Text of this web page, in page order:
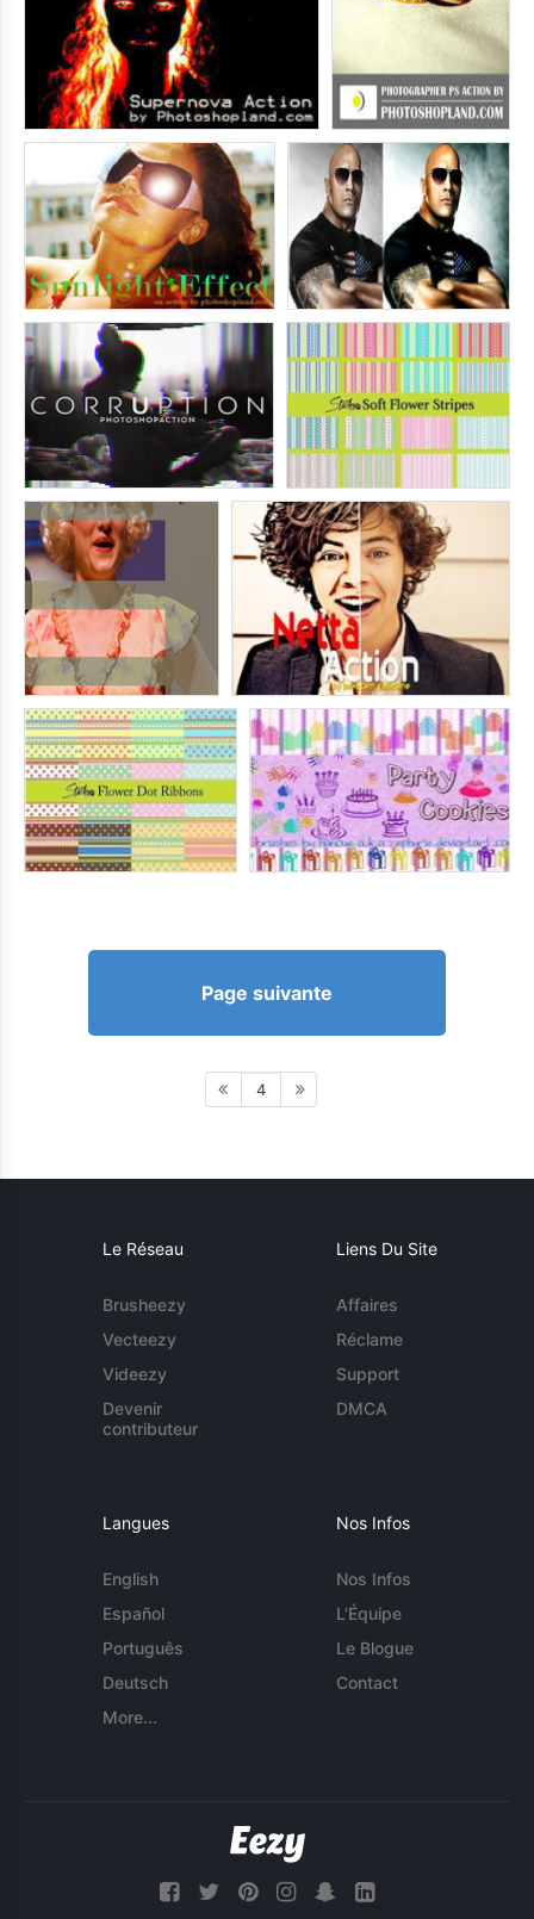
Page suivante
4
Le Réseau
Brusheezy
Vecteezy
Videezy
Devenir
contributeur
Liens Du Site
Affaires
Réclame
Support
DMCA
Langues
English
Español
Português
Deutsch
More...
Nos Infos
Nos Infos
L'Équipe
Le Blogue
Contact